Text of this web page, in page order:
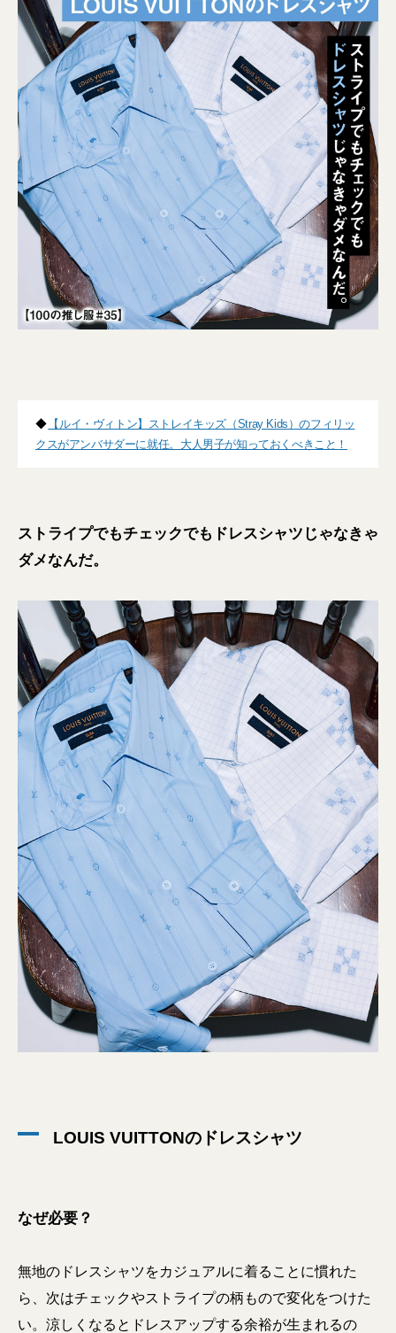
◆ 【ルイ・ヴィトン】ストレイキッズ（Stray Kids）のフィリッ
クスがアンバサダーに就任。大人男子が知っておくべきこと！
ストライプでもチェックでもドレスシャツじゃなきゃ
ダメなんだ。
LOUIS VUITTONのドレスシャツ
なぜ必要？
無地のドレスシャツをカジュアルに着ることに慣れた
ら、次はチェックやストライプの柄もので変化をつけた
い。涼しくなるとドレスアップする余裕が生まれるの